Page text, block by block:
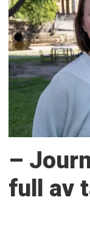
–
full av